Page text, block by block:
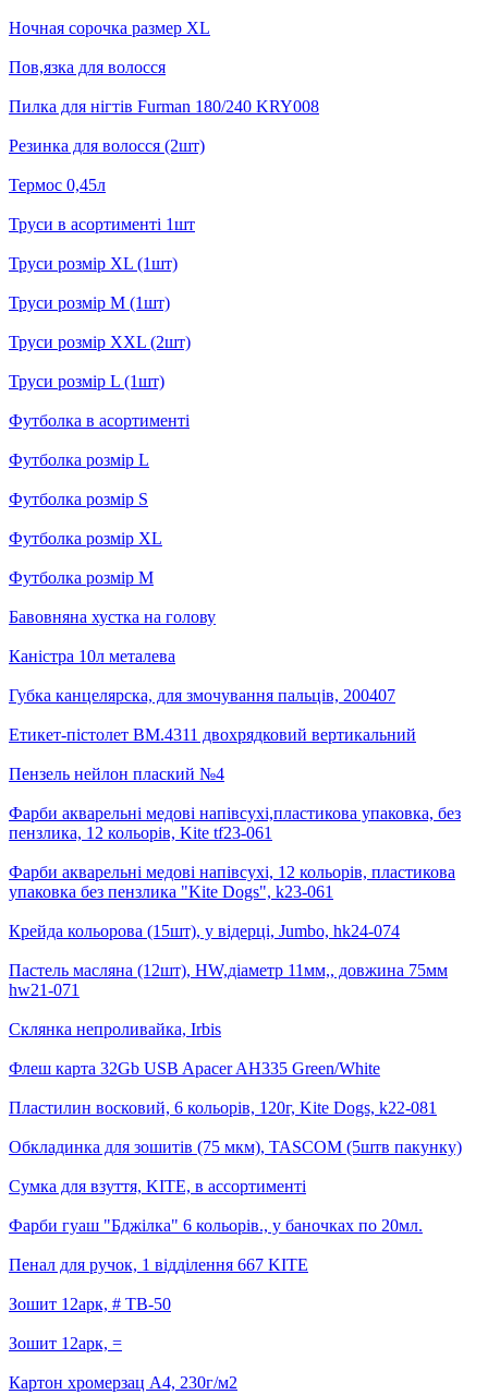
Ночная сорочка размер XL
Пов,язка для волосся
Пилка для нігтів Furman 180/240 KRY008
Резинка для волосся (2шт)
Термос 0,45л
Труси в асортименті 1шт
Труси розмір XL (1шт)
Труси розмір M (1шт)
Труси розмір XXL (2шт)
Труси розмір L (1шт)
Футболка в асортименті
Футболка розмір L
Футболка розмір S
Футболка розмір XL
Футболка розмір М
Бавовняна хустка на голову
Каністра 10л металева
Губка канцелярска, для змочування пальців, 200407
Етикет-пістолет BM.4311 двохрядковий вертикальний
Пензель нейлон плаский №4
Фарби акварельні медові напівсухі,пластикова упаковка, без
пензлика, 12 кольорів, Kite tf23-061
Фарби акварельні медові напівсухі, 12 кольорів, пластикова
упаковка без пензлика "Kite Dogs", k23-061
Крейда кольорова (15шт), у відерці, Jumbo, hk24-074
Пастель масляна (12шт), HW,діаметр 11мм,, довжина 75мм
hw21-071
Склянка непроливайка, Irbis
Флеш карта 32Gb USB Apacer AH335 Green/White
Пластилин восковий, 6 кольорів, 120г, Kite Dogs, k22-081
Обкладинка для зошитів (75 мкм), TASCOM (5штв пакунку)
Сумка для взуття, KITE, в ассортименті
Фарби гуаш "Бджілка" 6 кольорів., у баночках по 20мл.
Пенал для ручок, 1 відділення 667 KITE
Зошит 12арк, # ТВ-50
Зошит 12арк, =
Картон хромерзац А4, 230г/м2